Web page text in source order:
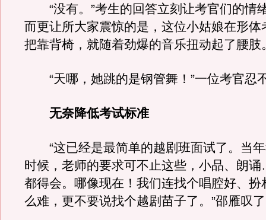
“没有。”考生的回答立刻让考官们的情
而更让所大家震惊的是，这位小姑娘在形体
把靠背椅，就随着劲爆的音乐扭动起了腰肢
“天哪，她跳的是钢管舞！”一位考官忍
无奈降低考试标准
“这已经是最简单的越剧班面试了。当年
时候，老师的要求可不止这些，小品、朗
都得会。哪像现在！我们连找个唱腔好、扮
么难，更不要说找个越剧苗子了。”邵雁叹